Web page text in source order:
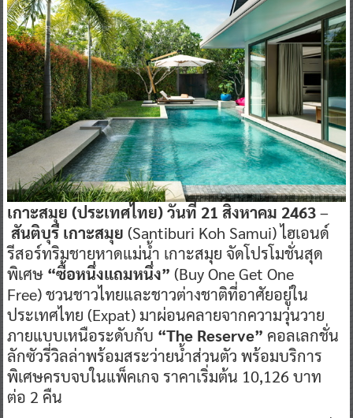
เกาะสมุย (ประเทศไทย) วันที่ 21 สิงหาคม 2463–
สันติบุรี เกาะสมุย (Santiburi Koh Samui) ไฮเอนด์
รีสอร์ทริมชายหาดแม่น้ำ เกาะสมุย จัดโปรโมชั่นสุด
พิเศษ “ซื้อหนึ่งแถมหนึ่ง” (Buy One Get One
Free) ชวนชาวไทยและชาวต่างชาติที่อาศัยอยู่ใน
ประเทศไทย (Expat) มาผ่อนคลายจากความวุ่นวาย
ภายแบบเหนือระดับกับ “The Reserve” คอลเลกชั่น
ลักซัวรี่วิลล่าพร้อมสระว่ายน้ำส่วนตัว พร้อมบริการ
พิเศษครบจบในแพ็คเกจ ราคาเริ่มต้น 10,126 บาท
ต่อ 2 คืน